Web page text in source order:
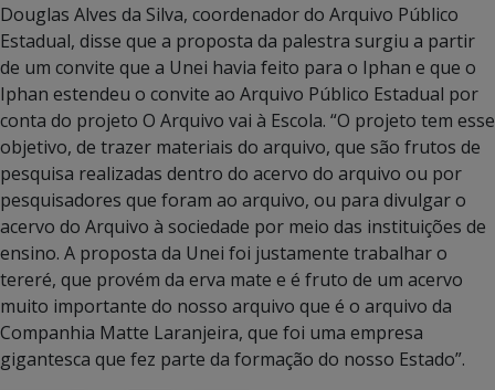
Douglas Alves da Silva, coordenador do Arquivo Público
Estadual, disse que a proposta da palestra surgiu a partir
de um convite que a Unei havia feito para o Iphan e que o
Iphan estendeu o convite ao Arquivo Público Estadual por
conta do projeto O Arquivo vai à Escola. “O projeto tem esse
objetivo, de trazer materiais do arquivo, que são frutos de
pesquisa realizadas dentro do acervo do arquivo ou por
pesquisadores que foram ao arquivo, ou para divulgar o
acervo do Arquivo à sociedade por meio das instituições de
ensino. A proposta da Unei foi justamente trabalhar o
tereré, que provém da erva mate e é fruto de um acervo
muito importante do nosso arquivo que é o arquivo da
Companhia Matte Laranjeira, que foi uma empresa
gigantesca que fez parte da formação do nosso Estado”.